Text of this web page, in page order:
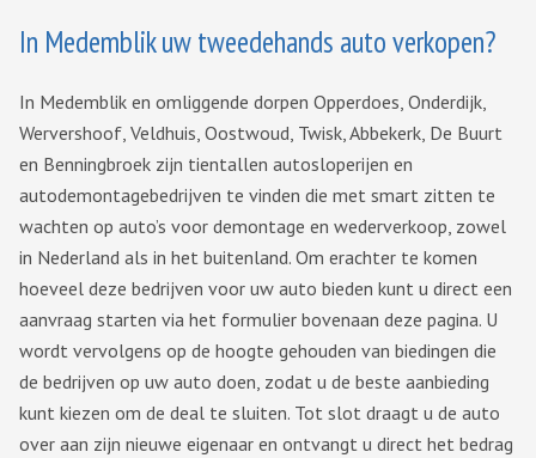
In Medemblik uw tweedehands auto verkopen?
In Medemblik en omliggende dorpen Opperdoes, Onderdijk,
Wervershoof, Veldhuis, Oostwoud, Twisk, Abbekerk, De Buurt
en Benningbroek zijn tientallen autosloperijen en
autodemontagebedrijven te vinden die met smart zitten te
wachten op auto’s voor demontage en wederverkoop, zowel
in Nederland als in het buitenland. Om erachter te komen
hoeveel deze bedrijven voor uw auto bieden kunt u direct een
aanvraag starten via het formulier bovenaan deze pagina. U
wordt vervolgens op de hoogte gehouden van biedingen die
de bedrijven op uw auto doen, zodat u de beste aanbieding
kunt kiezen om de deal te sluiten. Tot slot draagt u de auto
over aan zijn nieuwe eigenaar en ontvangt u direct het bedrag